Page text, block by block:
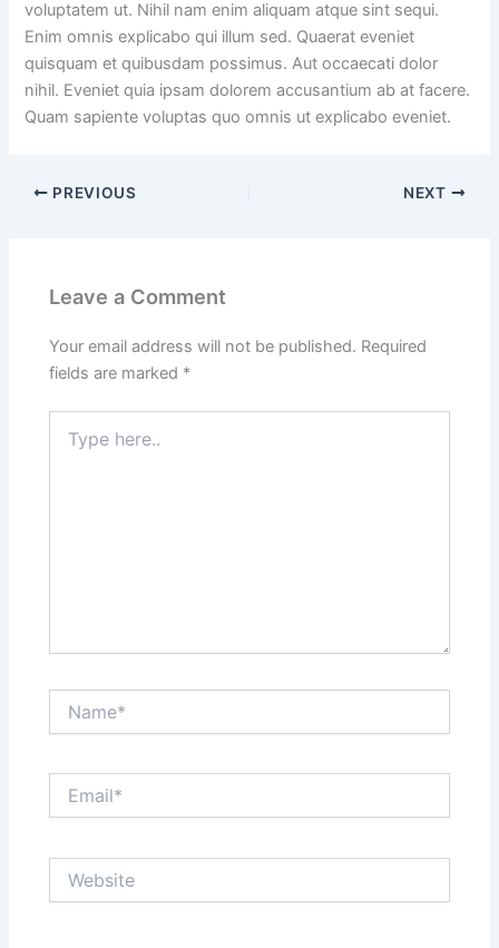
voluptatem ut. Nihil nam enim aliquam atque sint sequi.
Enim omnis explicabo qui illum sed. Quaerat eveniet
quisquam et quibusdam possimus. Aut occaecati dolor
nihil. Eveniet quia ipsam dolorem accusantium ab at facere.
Quam sapiente voluptas quo omnis ut explicabo eveniet.
PREVIOUS NEXT
Leave a Comment
Your email address will not be published. Required
fields are marked *
here..